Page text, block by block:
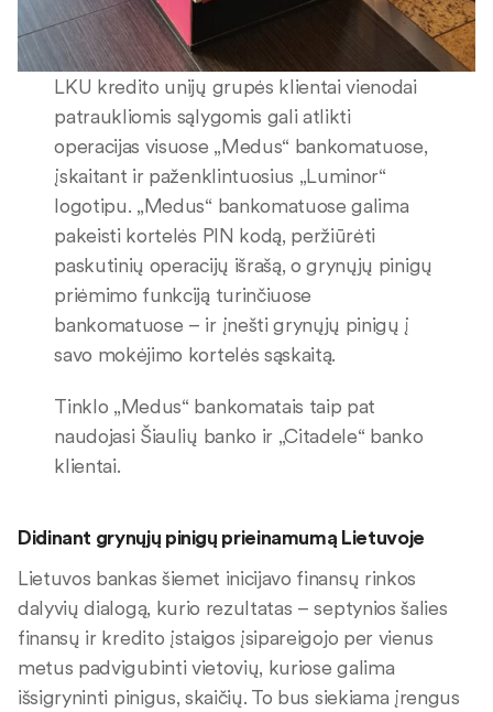
LKU kredito unijų grupės klientai vienodai
patraukliomis sąlygomis gali atlikti
operacijas visuose „Medus“ bankomatuose,
įskaitant ir paženklintuosius „Luminor“
logotipu. „Medus“ bankomatuose galima
pakeisti kortelės PIN kodą, peržiūrėti
paskutinių operacijų išrašą, o grynųjų pinigų
priėmimo funkciją turinčiuose
bankomatuose – ir įnešti grynųjų pinigų į
savo mokėjimo kortelės sąskaitą.
Tinklo „Medus“ bankomatais taip pat
naudojasi Šiaulių banko ir „Citadele“ banko
klientai.
Didinant grynųjų pinigų prieinamumą Lietuvoje
Lietuvos bankas šiemet inicijavo finansų rinkos
dalyvių dialogą, kurio rezultatas – septynios šalies
finansų ir kredito įstaigos įsipareigojo per vienus
metus padvigubinti vietovių, kuriose galima
išsigryninti pinigus, skaičių. To bus siekiama įrengus